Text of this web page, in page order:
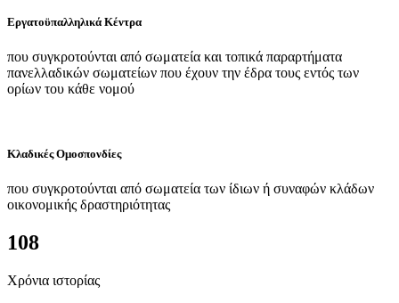
Εργατοϋπαλληλικά Κέντρα
που συγκροτούνται από σωματεία και τοπικά παραρτήματα
πανελλαδικών σωματείων που έχουν την έδρα τους εντός των
ορίων του κάθε νομού
Κλαδικές Ομοσπονδίες
που συγκροτούνται από σωματεία των ίδιων ή συναφών κλάδων
οικονομικής δραστηριότητας
108
Χρόνια ιστορίας